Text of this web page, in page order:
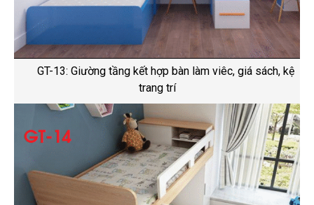
GT-13: Giường tầng kết hợp bàn làm viêc, giá sách, kệ
trang trí